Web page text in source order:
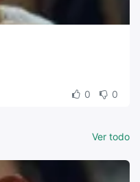
0 0
Ver todo